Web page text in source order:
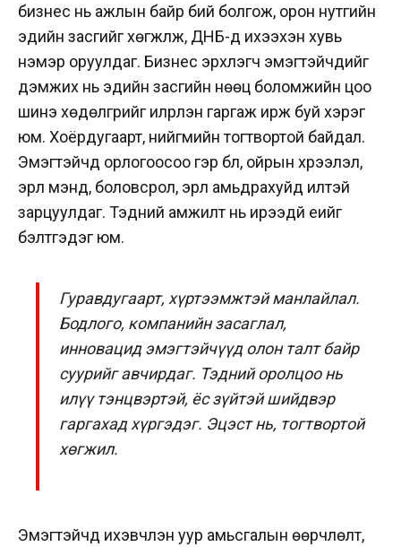
бизнес нь ажлын байр бий болгож, орон нутгийн
эдийн засгийг хөгжүүлж, ДНБ-д ихээхэн хувь
нэмэр оруулдаг. Бизнес эрхлэгч эмэгтэйчүүдийг
дэмжих нь эдийн засгийн нөөц боломжийн цоо
шинэ хөдөлгүүрийг илрүүлэн гаргаж ирж буй хэрэг
юм. Хоёрдугаарт, нийгмийн тогтвортой байдал.
Эмэгтэйчүүд орлогоосоо гэр бүл, ойрын хүрээлэл,
эрүүл мэнд, боловсрол, эрүүл амьдрахуйд илүүтэй
зарцуулдаг. Тэдний амжилт нь ирээдүй үеийг
бэлтгэдэг юм.
Гуравдугаарт, хүртээмжтэй манлайлал.
Бодлого, компанийн засаглал,
инновацид эмэгтэйчүүд олон талт байр
суурийг авчирдаг. Тэдний оролцоо нь
илүү тэнцвэртэй, ёс зүйтэй шийдвэр
гаргахад хүргэдэг. Эцэст нь, тогтвортой
хөгжил.
Эмэгтэйчүүд ихэвчлэн уур амьсгалын өөрчлөлт,